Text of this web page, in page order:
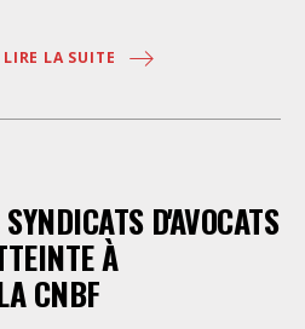
S’agissant d’un régime
annuelle de la
adapté aux besoins de la
de nombreuses
et notamment un
pour les jeunes ainsi
LIRE LA SUITE
D'AVOCATS
À
CNBF